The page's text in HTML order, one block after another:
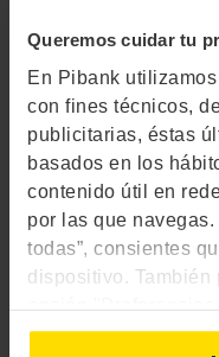
Queremos cuidar tu
En Pibank
con fines técnicos,
publicitarias, éstas
basados en los
contenido útil en
por las que
todas”, consientes
dispositivo. También
opción
Para más
Aquí te dejamos un
conocer los años que
pensión mínima.